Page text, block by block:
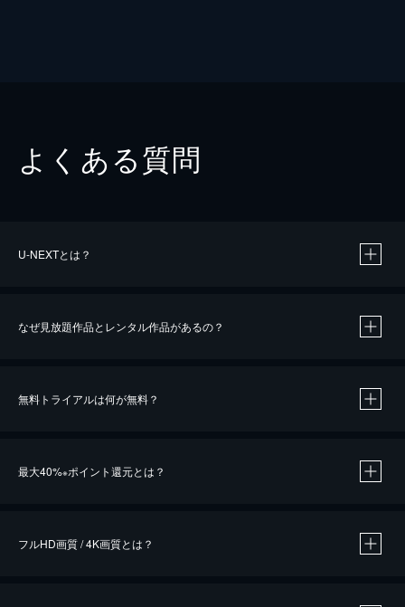
よくある質問
U-NEXTとは？
なぜ見放題作品とレンタル作品があるの？
無料トライアルは何が無料？
最大40%※ポイント還元とは？
フルHD画質 / 4K画質とは？